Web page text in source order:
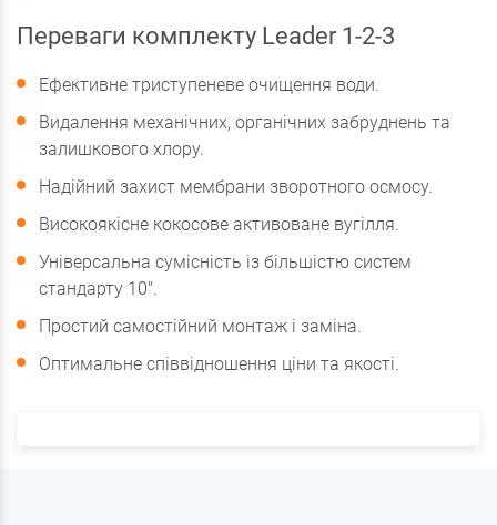
Переваги комплекту Leader 1-2-3
Ефективне триступеневе очищення води.
Видалення механічних, органічних забруднень та
залишкового хлору.
Надійний захист мембрани зворотного осмосу.
Високоякісне кокосове активоване вугілля.
Універсальна сумісність із більшістю систем
стандарту 10".
Простий самостійний монтаж і заміна.
Оптимальне співвідношення ціни та якості.